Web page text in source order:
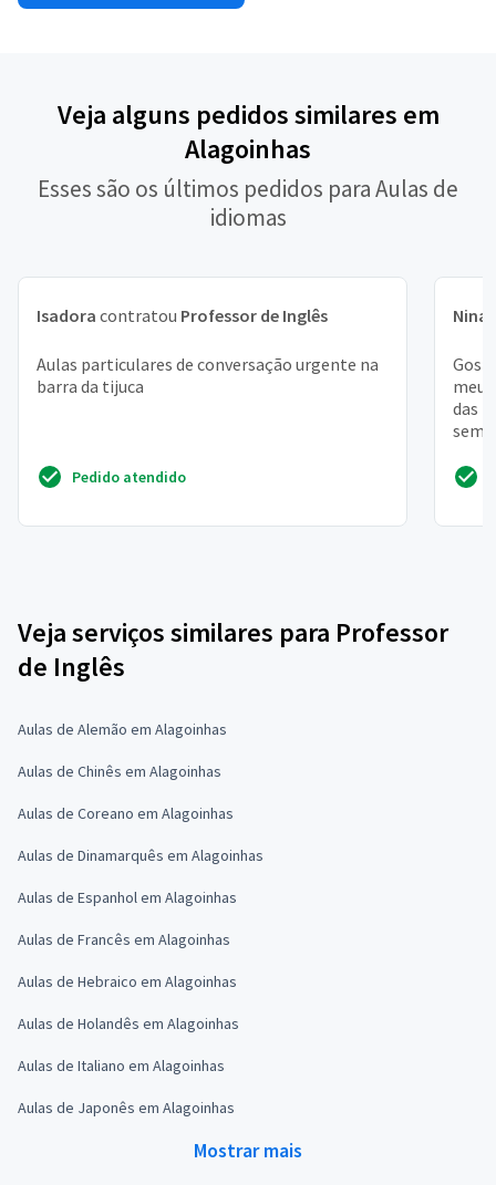
Veja alguns pedidos similares em
Alagoinhas
Esses são os últimos pedidos para Aulas de
idiomas
Isadora contratou Professor de Inglês
Aulas particulares de conversação urgente na
barra da tijuca
Pedido atendido
Nina
meu
das
Veja serviços similares para Professor
de Inglês
Aulas de Alemão em Alagoinhas
Aulas de Chinês em Alagoinhas
Aulas de Coreano em Alagoinhas
Aulas de Dinamarquês em Alagoinhas
Aulas de Espanhol em Alagoinhas
Aulas de Francês em Alagoinhas
Aulas de Hebraico em Alagoinhas
Aulas de Holandês em Alagoinhas
Aulas de Italiano em Alagoinhas
Aulas de Japonês em Alagoinhas
Mostrar mais